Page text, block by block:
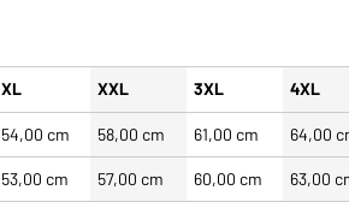
XL XXL 3XL 4XL
54,00 cm 58,00 cm 61,00 cm 64,00
53,00 cm 57,00 cm 60,00 cm 63,00